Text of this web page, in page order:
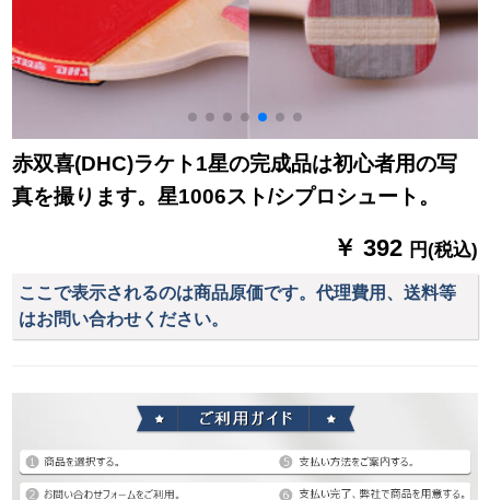
赤双喜(DHC)ラケト1星の完成品は初心者用の写
真を撮ります。星1006スト/シプロシュート。
￥ 392 円(税込)
ここで表示されるのは商品原価です。代理費用、送料等
はお問い合わせください。